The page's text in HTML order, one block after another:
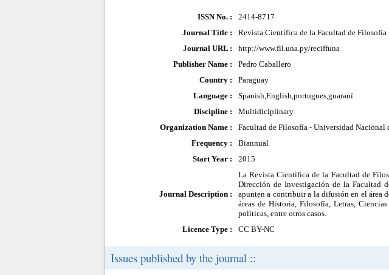
ISSN No. :
2414-8717
Journal Title :
Revista Científica de la Facultad de Filosofía
Journal URL :
http://www.fil.una.py/reciffuna
Publisher Name :
Pedro Caballero
Country :
Paraguay
Language :
Spanish,English,portugues,guaraní
Discipline :
Multidiciplinary
Organization Name :
Facultad de Filosofía - Universidad Nacional
Frequency :
Biannual
Start Year :
2015
Journal Description :
La Revista Científica de la Facultad de
Dirección de Investigación de la Facultad
apunten a contribuir a la difusión en el área
áreas de Historia, Filosofía, Letras,
políticas, entre otros casos.
Licence Type :
CC BY-NC
Issues published by the journal ::